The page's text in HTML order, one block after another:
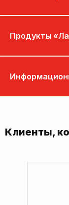
Клиенты,